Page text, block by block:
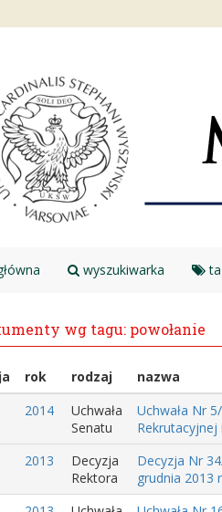
wyszukiwarka
wg tagu: powołanie
rok rodzaj nazwa
2014
Uchwała
Senatu
Uchwała Nr
2013
Decyzja
Rektora
Decyzja Nr
grudnia 2013